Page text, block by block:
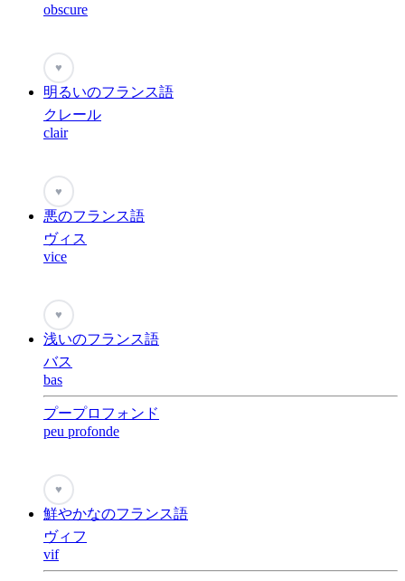
obscure
♥
明るいのフランス語
クレール
clair
♥
悪のフランス語
ヴィス
vice
♥
浅いのフランス語
バス
bas
プープロフォンド
peu profonde
♥
鮮やかなのフランス語
ヴィフ
vif